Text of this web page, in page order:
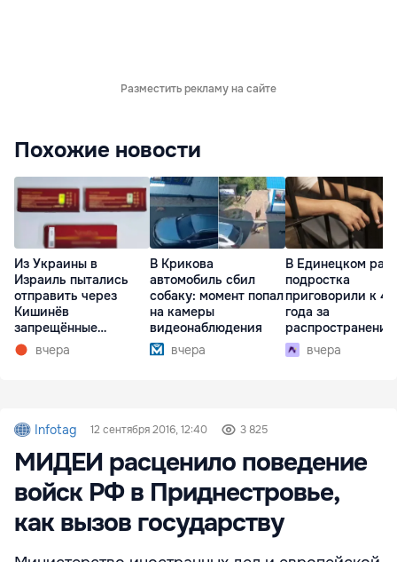
Разместить рекламу на сайте
Похожие новости
Из Украины в
Израиль пытались
отправить через
Кишинёв
запрещённые
препараты
вчера
В Крикова
автомобиль сбил
собаку: момент попал
на камеры
видеонаблюдения
вчера
В Единецком
подростка
приговорили к
года за
распространение
наркотиков
вчера
Infotag 12 сентября 2016, 12:40 3 825
МИДЕИ расценило поведение
войск РФ в Приднестровье,
как вызов государству